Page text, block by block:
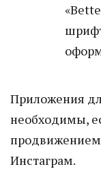
Приложения
необходимы,
продвижением
Инстаграм.